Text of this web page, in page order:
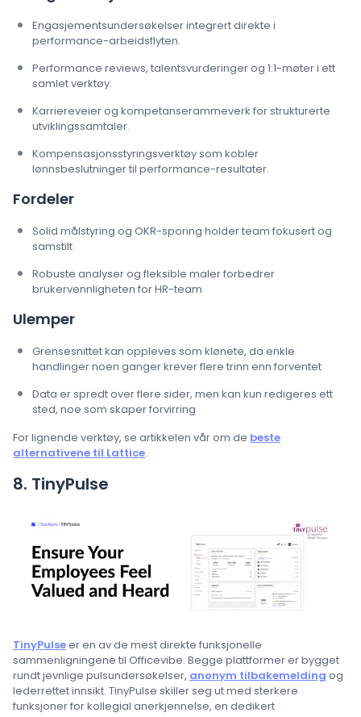
Engasjementsundersøkelser integrert direkte i
performance-arbeidsflyten.
Performance reviews, talentsvurderinger og 1:1-møter i ett
samlet verktøy.
Karriereveier og kompetanserammeverk for strukturerte
utviklingssamtaler.
Kompensasjonsstyringsverktøy som kobler
lønnsbeslutninger til performance-resultater.
Fordeler
Solid målstyring og OKR-sporing holder team fokusert og
samstilt
Robuste analyser og fleksible maler forbedrer
brukervennligheten for HR-team
Ulemper
Grensesnittet kan oppleves som klønete, da enkle
handlinger noen ganger krever flere trinn enn forventet
Data er spredt over flere sider, men kan kun redigeres ett
sted, noe som skaper forvirring
For lignende verktøy, se artikkelen vår om de beste
alternativene til Lattice.
8. TinyPulse
TinyPulseer en av de mest direkte funksjonelle
sammenligningene til Officevibe. Begge plattformer er bygget
rundt jevnlige pulsundersøkelser, anonym tilbakemelding og
lederrettet innsikt. TinyPulse skiller seg ut med sterkere
funksjoner for kollegial anerkjennelse, en dedikert